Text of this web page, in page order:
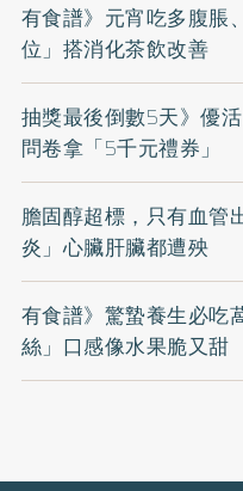
有食譜》元宵吃多腹脹
位」搭消化茶飲改善
抽獎最後倒數5天》優
問卷拿「5千元禮券」
膽固醇超標，只有血管
炎」心臟肝臟都遭殃
有食譜》驚蟄養生必吃
絲」口感像水果脆又甜